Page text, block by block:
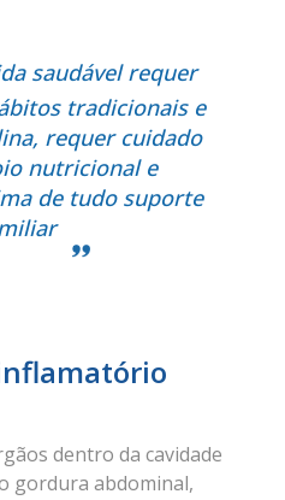
saudável requer
tradicionais e
requer cuidado
nutricional e
de tudo suporte
dentro da cavidade
gordura abdominal,